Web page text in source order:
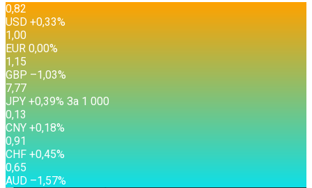
0,82
USD +0,33%
1,00
EUR 0,00%
1,15
GBP –1,03%
7,77
JPY +0,39% За 1 000
0,13
CNY +0,18%
0,91
CHF +0,45%
0,65
AUD –1,57%